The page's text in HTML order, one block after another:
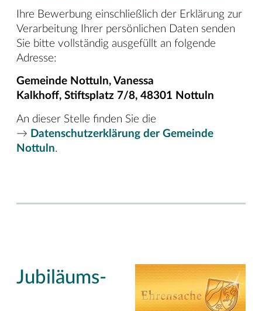
Ihre Bewerbung einschließlich der Erklärung zur
Verarbeitung Ihrer persönlichen Daten senden
Sie bitte vollständig ausgefüllt an folgende
Adresse:
Gemeinde Nottuln, Vanessa
Kalkhoff, Stiftsplatz 7/8, 48301 Nottuln
An dieser Stelle finden Sie die
→ Datenschutzerklärung der Gemeinde
Nottuln.
Jubiläums-